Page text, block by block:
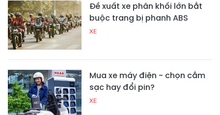
Đề xuất xe phân khối lớn bắt
buộc trang bị phanh ABS
XE
Mua xe máy điện - chọn cắm
sạc hay đổi pin?
XE